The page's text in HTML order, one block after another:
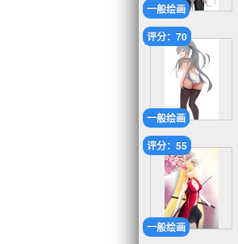
一般绘画
一般绘画
评分：70
一般绘画
评分：55